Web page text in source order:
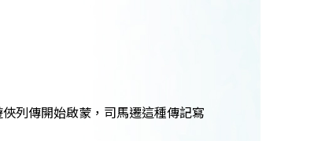
列傳開始啟蒙，司馬遷這種傳記寫